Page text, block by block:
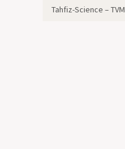
Tahfiz-Science – TVM